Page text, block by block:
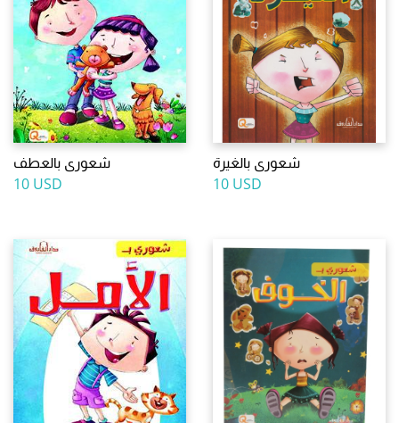
شعورى بالعطف
10 USD
شعورى بالغيرة
10 USD